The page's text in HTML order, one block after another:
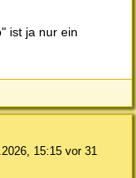
ist ja nur ein
15:15 vor 31